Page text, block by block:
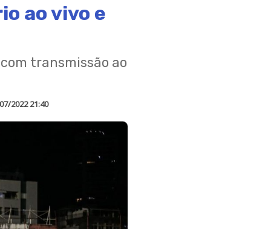
ao vivo e
transmissão ao
2022 21:40